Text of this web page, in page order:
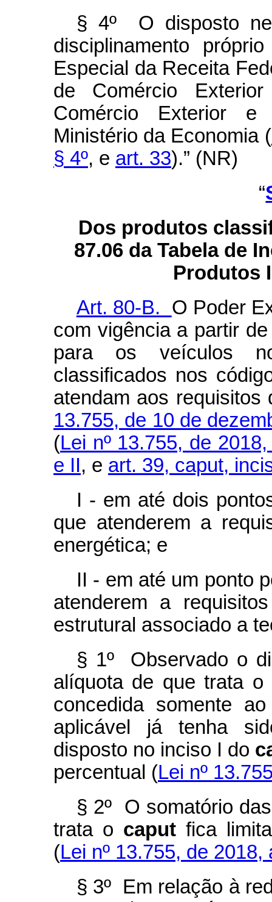
§ 4º O disposto
disciplinamento
Especial da Receita
de Comércio
Comércio Exterior e
Ministério da Economia (
§ 4º, e art. 33).” (NR)
“
Dos produtos
87.06 da Tabela de
Produtos
Art. 80-B. O Poder
com vigência a partir
para os veículos
classificados nos
atendam aos
13.755, de 10 de
(Lei nº 13.755, de
e II, e art. 39, caput,
I - em até dois
que atenderem a
energética; e
II - em até um ponto
atenderem a
estrutural associado a
§ 1º Observado o
alíquota de que trata
concedida somente
aplicável já tenha
disposto no inciso I do
percentual (Lei nº
§ 2º O somatório
trata o caputfica
(Lei nº 13.755, de 2018,
§ 3º Em relação à